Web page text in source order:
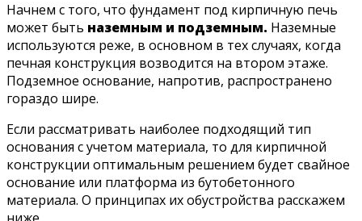
Начнем с того, что фундамент под кирпичную печь
может быть наземным и подземным. Наземные
используются реже, в основном в тех случаях, когда
печная конструкция возводится на втором этаже.
Подземное основание, напротив, распространено
гораздо шире.
Если рассматривать наиболее подходящий тип
основания с учетом материала, то для кирпичной
конструкции оптимальным решением будет свайное
основание или платформа из бутобетонного
материала. О принципах их обустройства расскажем